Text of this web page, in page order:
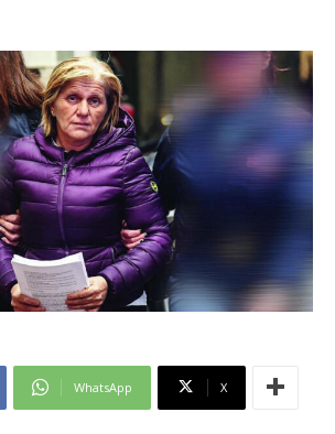
WhatsApp X